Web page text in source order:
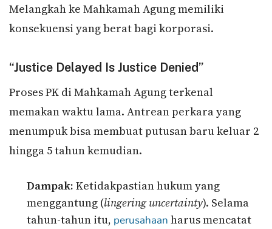
Melangkah ke Mahkamah Agung memiliki
konsekuensi yang berat bagi korporasi.
“Justice Delayed Is Justice Denied”
Proses PK di Mahkamah Agung terkenal
memakan waktu lama. Antrean perkara yang
menumpuk bisa membuat putusan baru keluar 2
hingga 5 tahun kemudian.
Dampak: Ketidakpastian hukum yang
menggantung (lingering uncertainty). Selama
tahun-tahun itu, perusahaan harus mencatat